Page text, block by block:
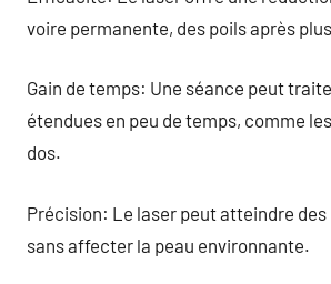
voire permanente, des poils après
Gain de temps: Une séance peut
étendues en peu de temps, comme
dos.
Précision: Le laser peut atteindre
sans affecter la peau environnante.